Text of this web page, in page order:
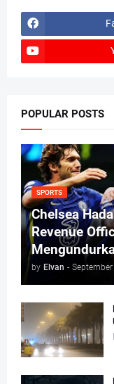
POPULAR POSTS
SPORTS
Chelsea
Revenue
by Elvan -